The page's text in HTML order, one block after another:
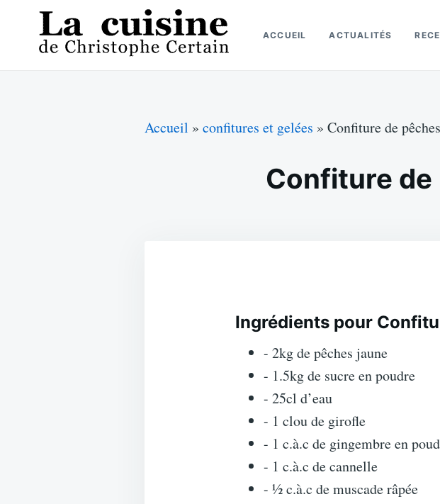
content
for:
ACCUEIL ACTUALITÉS
Accueil » confitures et gelées » Confiture de
Confiture de
Ingrédients pour
- 2kg de pêches jaune
- 1.5kg de sucre en poudre
- 25cl d’eau
- 1 clou de girofle
- 1 c.à.c de gingembre en
- 1 c.à.c de cannelle
- ½ c.à.c de muscade râpée